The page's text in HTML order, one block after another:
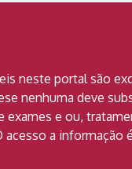
neste portal são
nenhuma deve
exames e ou,
acesso a informação